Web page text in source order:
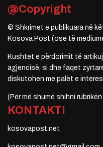
@Copyright
© Shkrimet e publikuara në
Kosova Post (ose të
Kushtet e përdorimit të
agjencisë, si dhe faqet
diskutohen me palët e
(Për më shumë shihni
KONTAKTI
kosovapost.net